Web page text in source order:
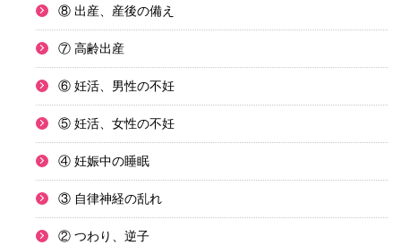
⑧ 出産、産後の備え
⑦ 高齢出産
⑥ 妊活、男性の不妊
⑤ 妊活、女性の不妊
④ 妊娠中の睡眠
③ 自律神経の乱れ
② つわり、逆子